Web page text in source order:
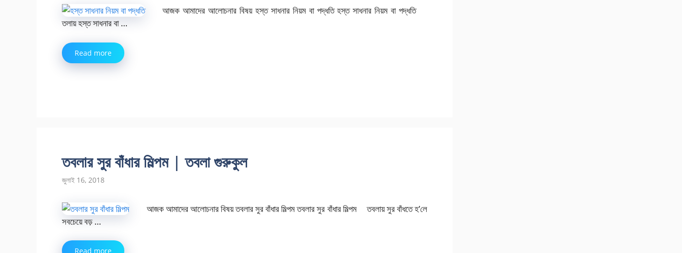
আজক আমাদের আলোচনার বিষয় হস্ত সাধনার নিয়ম বা পদ্ধতি হস্ত সাধনার নিয়ম বা পদ্ধতি
তলায় হস্ত সাধনার বা …
Read more
তবলার সুর বাঁধার মিল্পম | তবলা গুরুকুল
জুলাই 16, 2018
আজক আমাদের আলোচনার বিষয় তবলার সুর বাঁধার মিল্পম তবলার সুর বাঁধার মিল্পম তবলায় সুর বাঁধতে হ’লে
সবচেয়ে বড় …
Read more